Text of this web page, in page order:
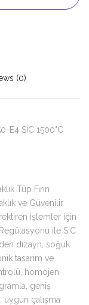
(0)
E4 SİC 1500°C
Tüp Fırın
ve Güvenilir
işlemler için
ile SiC
dizayn, soğuk
tasarım ve
homojen
geniş
uygun çalışma